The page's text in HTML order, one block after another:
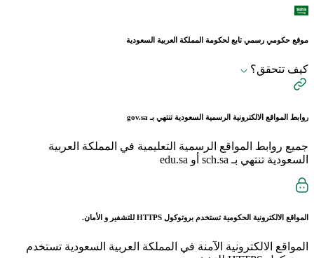
موقع حكومي رسمي تابع لحكومة المملكة العربية السعودية
كيف تتحقق؟
روابط المواقع الالكترونية الرسمية السعودية تنتهي بـ gov.sa
جميع روابط المواقع الرسمية التعليمية في المملكة العربية
السعودية تنتهي بـ sch.sa أو edu.sa
المواقع الالكترونية الحكومية تستخدم بروتوكول HTTPS للتشفير و الأمان.
المواقع الالكترونية الآمنة في المملكة العربية السعودية تستخدم